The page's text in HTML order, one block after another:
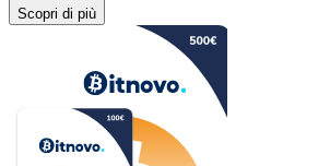
Scopri di più